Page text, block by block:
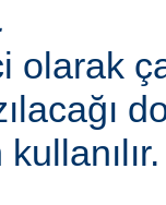
olarak